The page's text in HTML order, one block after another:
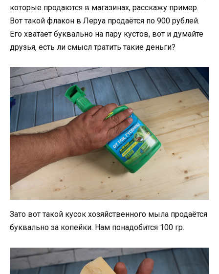
которые продаются в магазинах, расскажу пример.
Вот такой флакон в Леруа продаётся по 900 рублей.
Его хватает буквально на пару кустов, вот и думайте
друзья, есть ли смысл тратить такие деньги?
Зато вот такой кусок хозяйственного мыла продаётся
буквально за копейки. Нам понадобится 100 гр.